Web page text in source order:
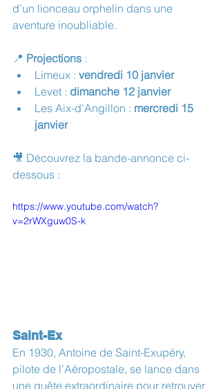
d’un lionceau orphelin dans une
aventure inoubliable.
📍 Projections :
Limeux : vendredi 10 janvier
Levet : dimanche 12 janvier
Les Aix-d'Angillon : mercredi 15
janvier
🎥 Découvrez la bande-annonce ci-
dessous :
https://www.youtube.com/watch?
v=2rWXguw0S-k
Saint-Ex
En 1930, Antoine de Saint-Exupéry,
pilote de l’Aéropostale, se lance dans
une quête extraordinaire pour retrouver